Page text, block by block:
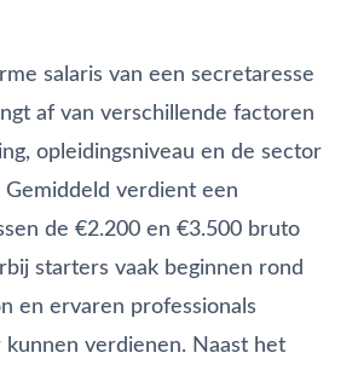
salaris van een secretaresse
af van verschillende factoren
opleidingsniveau en de sector
verdient een
de €2.200 en €3.500 bruto
starters vaak beginnen rond
en ervaren professionals
kunnen verdienen. Naast het